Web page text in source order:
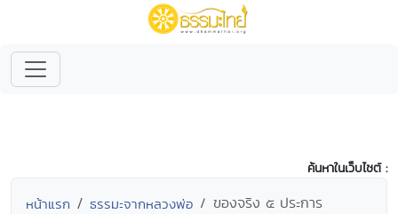
ค้นหาในเว็บไซต์ :
หน้าแรก ธรรมะจากหลวงพ่อ ของจริง ๕ ประการ